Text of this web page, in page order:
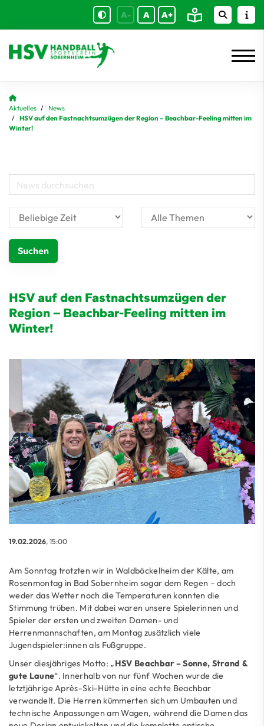
A- A A+
Aktuelles
News
HSV auf den Fastnachtsumzügen der Region – Beachbar-Feeling mitten im
Winter!
HSV auf den Fastnachtsumzügen der
Region – Beachbar-Feeling mitten im
Winter!
19.02.2026, 15:00
Am Sonntag trotzten wir in Waldböckelheim der Kälte, am
Rosenmontag in Bad Sobernheim sogar dem Regen – doch
weder das Wetter noch die Temperaturen konnten die
Stimmung trüben. Mit dabei waren unsere Spielerinnen und
Spieler der ersten und zweiten Damen- und
Herrenmannschaften, am Montag zusätzlich viele
Jugendspieler:innen als Fußgruppe.
Unser diesjähriges Motto: „HSV Beachbar – Sonne, Strand &
gute Laune“. Innerhalb von nur fünf Wochen wurde die
letztjährige Après-Ski-Hütte in eine echte Beachbar
verwandelt. Die Herren kümmerten sich um Umbauten und
technische Anpassungen am Wagen, während die Damen das